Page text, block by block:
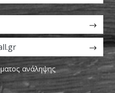
ανάληψης